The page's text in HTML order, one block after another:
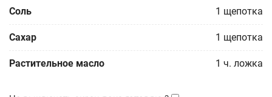
Соль 1 щепотка
Сахар 1 щепотка
Растительное масло 1 ч. ложка